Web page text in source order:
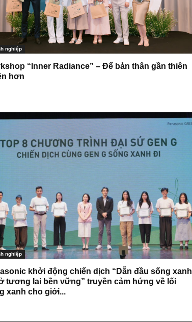
nghiệp
“Inner Radiance” – Để bản thân gần thiên
hơn
nghiệp
khởi động chiến dịch “Dẫn đầu sống xanh
tương lai bền vững” truyền cảm hứng về lối
xanh cho giới...